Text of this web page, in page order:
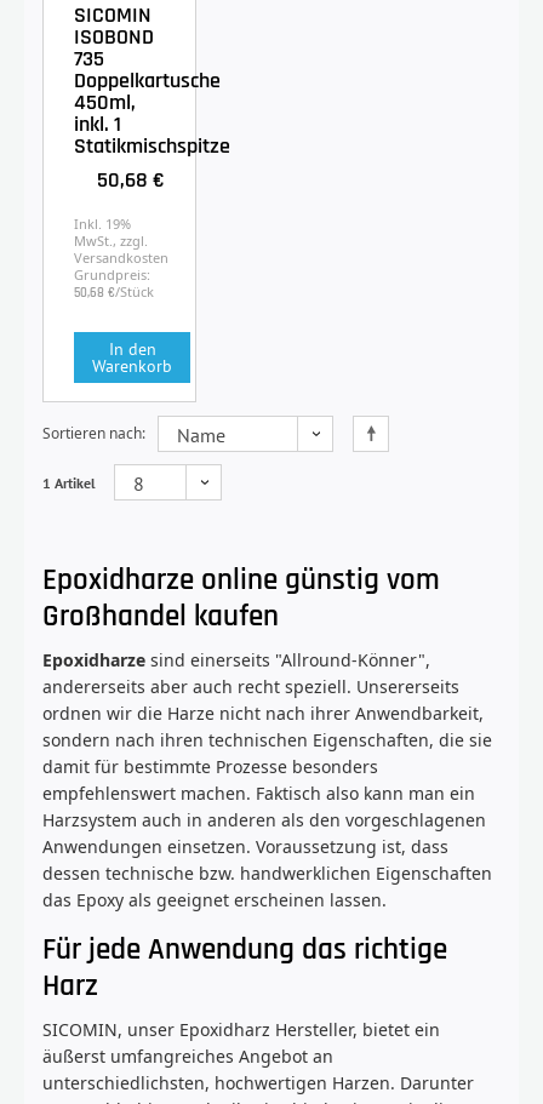
SICOMIN
ISOBOND
735
Doppelkartusche
450ml,
inkl. 1
Statikmischspitze
50,68 €
Inkl. 19%
MwSt., zzgl.
Versandkosten
Grundpreis:
50,68 €/Stück
In den
Warenkorb
Sortieren nach
1 Artikel
Epoxidharze online günstig vom
Großhandel kaufen
Epoxidharze sind einerseits "Allround-Könner",
andererseits aber auch recht speziell. Unsererseits
ordnen wir die Harze nicht nach ihrer Anwendbarkeit,
sondern nach ihren technischen Eigenschaften, die sie
damit für bestimmte Prozesse besonders
empfehlenswert machen. Faktisch also kann man ein
Harzsystem auch in anderen als den vorgeschlagenen
Anwendungen einsetzen. Voraussetzung ist, dass
dessen technische bzw. handwerklichen Eigenschaften
das Epoxy als geeignet erscheinen lassen.
Für jede Anwendung das richtige
Harz
SICOMIN, unser Epoxidharz Hersteller, bietet ein
äußerst umfangreiches Angebot an
unterschiedlichsten, hochwertigen Harzen. Darunter